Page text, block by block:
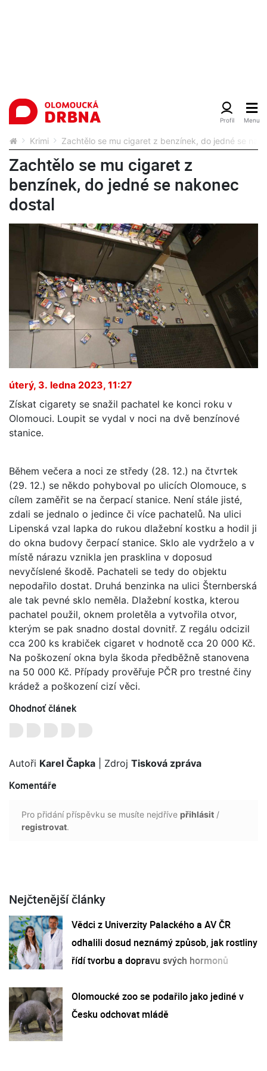
Krimi Zachtělo se mu cigaret z benzínek, do jedné se
Zachtělo se mu cigaret z
benzínek, do jedné se nakonec
dostal
úterý, 3. ledna 2023, 11:27
Získat cigarety se snažil pachatel ke konci roku v
Olomouci. Loupit se vydal v noci na dvě benzínové
stanice.
Během večera a noci ze středy (28. 12.) na čtvrtek
(29. 12.) se někdo pohyboval po ulicích Olomouce, s
cílem zaměřit se na čerpací stanice. Není stále jisté,
zdali se jednalo o jedince či více pachatelů. Na ulici
Lipenská vzal lapka do rukou dlažební kostku a hodil ji
do okna budovy čerpací stanice. Sklo ale vydrželo a v
místě nárazu vznikla jen prasklina v doposud
nevyčíslené škodě. Pachateli se tedy do objektu
nepodařilo dostat. Druhá benzinka na ulici Šternberská
ale tak pevné sklo neměla. Dlažební kostka, kterou
pachatel použil, oknem proletěla a vytvořila otvor,
kterým se pak snadno dostal dovnitř. Z regálu odcizil
cca 200 ks krabiček cigaret v hodnotě cca 20 000 Kč.
Na poškození okna byla škoda předběžně stanovena
na 50 000 Kč. Případy prověřuje PČR pro trestné činy
krádež a poškození cizí věci.
Ohodnoť článek
Autoři Karel Čapka | Zdroj Tisková zpráva
Komentáře
Pro přidání příspěvku se musíte nejdříve přihlásit /
registrovat.
Nejčtenější články
Vědci z Univerzity Palackého a AV ČR
odhalili dosud neznámý způsob, jak rostliny
řídí tvorbu a dopravu svých hormonů
Olomoucké zoo se podařilo jako jediné v
Česku odchovat mládě